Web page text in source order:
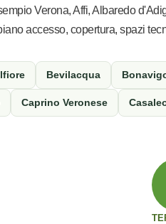
Verona, Affi, Albaredo
accesso, copertura, spazi
Bevilacqua
Caprino Veronese